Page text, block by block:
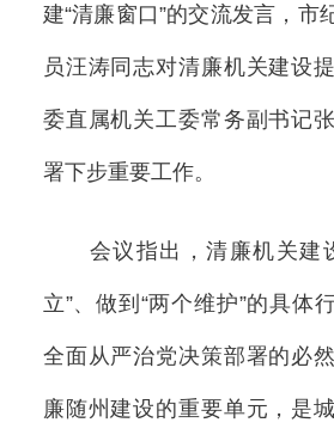
建“清廉窗口”的交流发言，市
员汪涛同志对清廉机关建设
委直属机关工委常务副书记
署下步重要工作。
会议指出，清廉机关建
立”、做到“两个维护”的具体
全面从严治党决策部署的必
廉随州建设的重要单元，是